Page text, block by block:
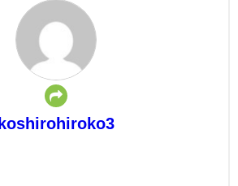
koshirohiroko3